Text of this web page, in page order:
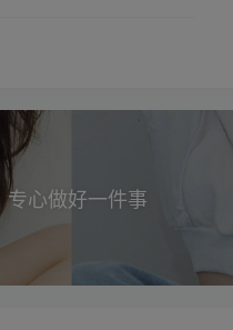
专心做好一件事